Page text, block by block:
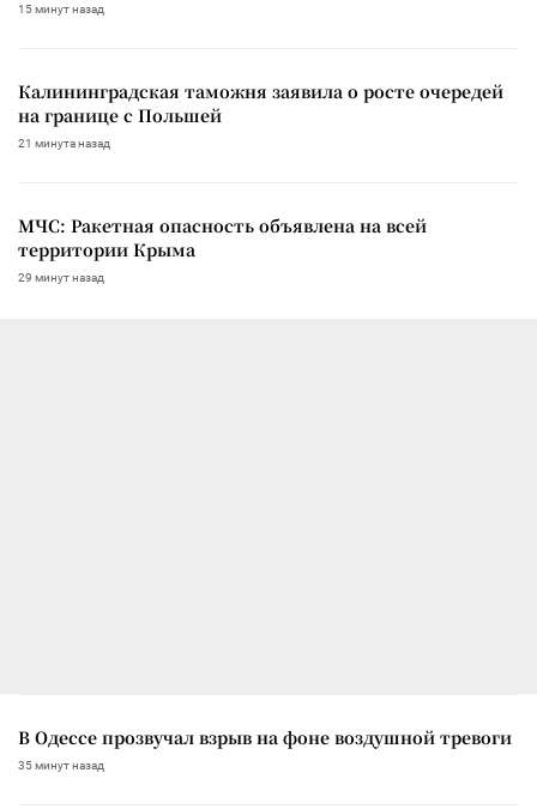
15 минут назад
Калининградская таможня заявила о росте очередей
на границе с Польшей
21 минута назад
МЧС: Ракетная опасность объявлена на всей
территории Крыма
29 минут назад
В Одессе прозвучал взрыв на фоне воздушной тревоги
35 минут назад